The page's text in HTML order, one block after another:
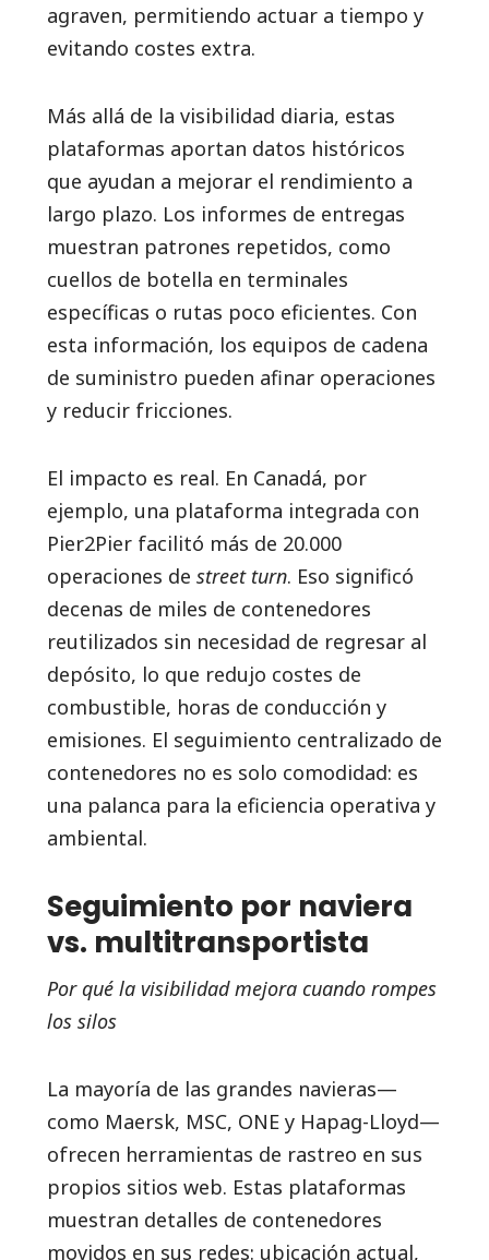
agraven, permitiendo actuar a tiempo y
evitando costes extra.
Más allá de la visibilidad diaria, estas
plataformas aportan datos históricos
que ayudan a mejorar el rendimiento a
largo plazo. Los informes de entregas
muestran patrones repetidos, como
cuellos de botella en terminales
específicas o rutas poco eficientes. Con
esta información, los equipos de cadena
de suministro pueden afinar operaciones
y reducir fricciones.
El impacto es real. En Canadá, por
ejemplo, una plataforma integrada con
Pier2Pier facilitó más de 20.000
operaciones de street turn. Eso significó
decenas de miles de contenedores
reutilizados sin necesidad de regresar al
depósito, lo que redujo costes de
combustible, horas de conducción y
emisiones. El seguimiento centralizado de
contenedores no es solo comodidad: es
una palanca para la eficiencia operativa y
ambiental.
Seguimiento por naviera
vs. multitransportista
Por qué la visibilidad mejora cuando rompes
los silos
La mayoría de las grandes navieras—
como Maersk, MSC, ONE y Hapag-Lloyd—
ofrecen herramientas de rastreo en sus
propios sitios web. Estas plataformas
muestran detalles de contenedores
movidos en sus redes: ubicación actual,